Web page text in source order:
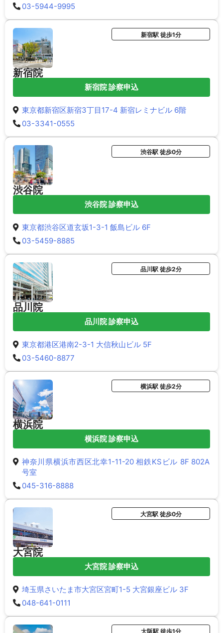
03-5944-9995
新宿院
新宿駅 徒歩1分
新宿院 診察申込
東京都新宿区新宿3丁目17-4 新宿レミナビル 6階
03-3341-0555
渋谷院
渋谷駅 徒歩0分
渋谷院 診察申込
東京都渋谷区道玄坂1-3-1 飯島ビル 6F
03-5459-8885
品川院
品川駅 徒歩2分
品川院 診察申込
東京都港区港南2-3-1 大信秋山ビル 5F
03-5460-8877
横浜院
横浜駅 徒歩2分
横浜院 診察申込
神奈川県横浜市西区北幸1-11-20 相鉄KSビル 8F 802A
号室
045-316-8888
大宮院
大宮駅 徒歩0分
大宮院 診察申込
埼玉県さいたま市大宮区宮町1-5 大宮銀座ビル 3F
048-641-0111
大阪駅 徒歩1分